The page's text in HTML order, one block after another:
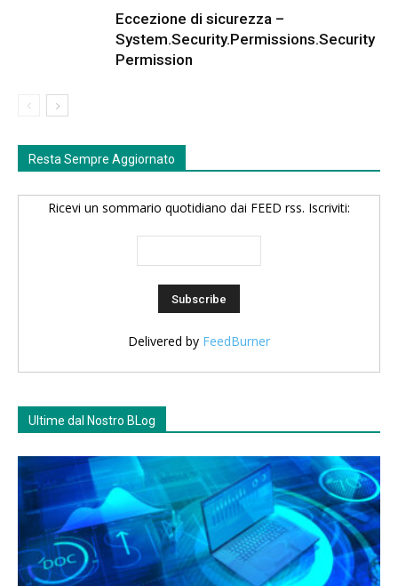
Eccezione di sicurezza –
System.Security.Permissions.Security
Permission
Resta Sempre Aggiornato
Ricevi un sommario quotidiano dai FEED rss. Iscriviti:
Delivered by FeedBurner
Ultime dal Nostro BLog